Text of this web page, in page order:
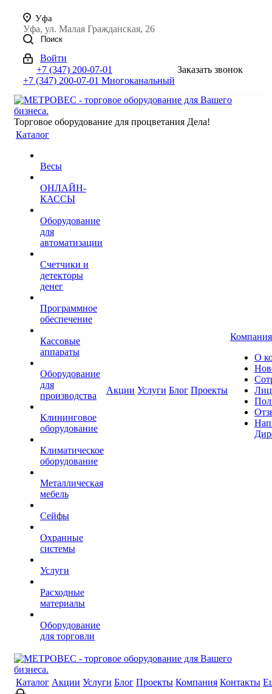
Уфа
Уфа, ул. Малая Гражданская, 26
Поиск
Войти
+7 (347) 200-07-01
+7 (347) 200-07-01 Многоканальный
Заказать звонок
Торговое оборудование для процветания Дела!
Каталог
Весы
ОНЛАЙН-
КАССЫ
Оборудование
для
автоматизации
Счетчики и
детекторы
денег
Программное
обеспечение
Кассовые
аппараты
Оборудование
для
производства
Клининговое
оборудование
Климатическое
оборудование
Металлическая
мебель
Сейфы
Охранные
системы
Услуги
Расходные
материалы
Оборудование
для торговли
Акции Услуги Блог Проекты
Компания
О
Каталог Акции Услуги Блог Проекты Компания Контакты